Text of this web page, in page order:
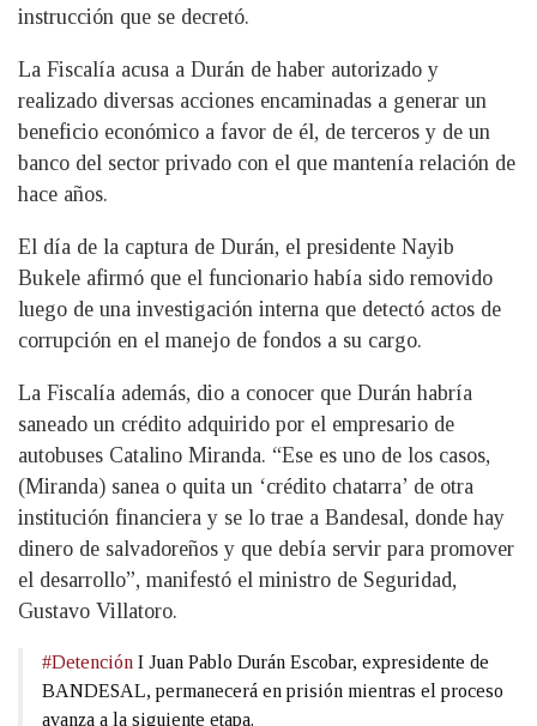
instrucción que se decretó.
La Fiscalía acusa a Durán de haber autorizado y
realizado diversas acciones encaminadas a generar un
beneficio económico a favor de él, de terceros y de un
banco del sector privado con el que mantenía relación de
hace años.
El día de la captura de Durán, el presidente Nayib
Bukele afirmó que el funcionario había sido removido
luego de una investigación interna que detectó actos de
corrupción en el manejo de fondos a su cargo.
La Fiscalía además, dio a conocer que Durán habría
saneado un crédito adquirido por el empresario de
autobuses Catalino Miranda. “Ese es uno de los casos,
(Miranda) sanea o quita un ‘crédito chatarra’ de otra
institución financiera y se lo trae a Bandesal, donde hay
dinero de salvadoreños y que debía servir para promover
el desarrollo”, manifestó el ministro de Seguridad,
Gustavo Villatoro.
#Detención I Juan Pablo Durán Escobar, expresidente de
BANDESAL, permanecerá en prisión mientras el proceso
avanza a la siguiente etapa.